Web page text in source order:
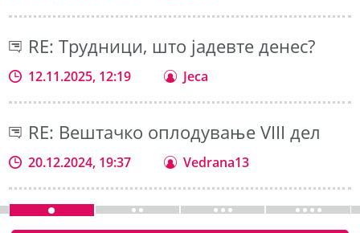
RE: Трудници, што јадевте денес?
12.11.2025, 12:19 Jeca
RE: Вештачко оплодување VIII дел
20.12.2024, 19:37 Vedrana13